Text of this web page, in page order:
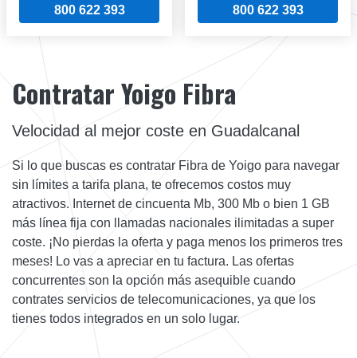
800 622 393 800 622 393
Contratar Yoigo Fibra
Velocidad al mejor coste en Guadalcanal
Si lo que buscas es contratar Fibra de Yoigo para navegar
sin límites a tarifa plana, te ofrecemos costos muy
atractivos. Internet de cincuenta Mb, 300 Mb o bien 1 GB
más línea fija con llamadas nacionales ilimitadas a super
coste. ¡No pierdas la oferta y paga menos los primeros tres
meses! Lo vas a apreciar en tu factura. Las ofertas
concurrentes son la opción más asequible cuando
contrates servicios de telecomunicaciones, ya que los
tienes todos integrados en un solo lugar.